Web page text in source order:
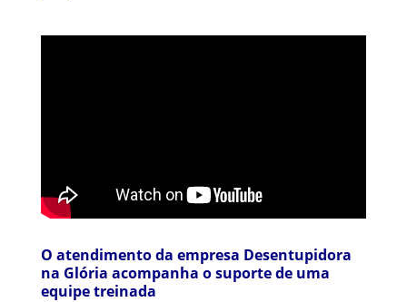
O atendimento da empresa Desentupidora
na Glória acompanha o suporte de uma
equipe treinada